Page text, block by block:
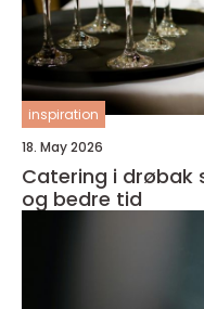
inspiration
18. May 2026
Catering i drøbak
og bedre tid